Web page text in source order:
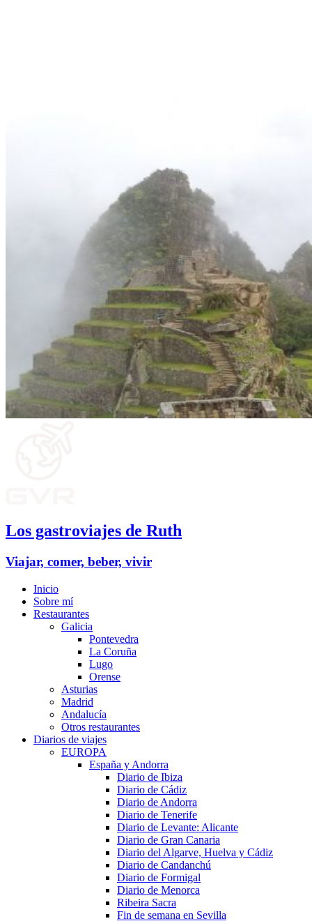
Los gastroviajes de Ruth
Viajar, comer, beber, vivir
Inicio
Sobre mí
Restaurantes
Galicia
Pontevedra
La Coruña
Lugo
Orense
Asturias
Madrid
Andalucía
Otros restaurantes
Diarios de viajes
EUROPA
España y Andorra
Diario de Ibiza
Diario de Cádiz
Diario de Andorra
Diario de Tenerife
Diario de Levante: Alicante
Diario de Gran Canaria
Diario del Algarve, Huelva y Cádiz
Diario de Candanchú
Diario de Formigal
Diario de Menorca
Ribeira Sacra
Fin de semana en Sevilla